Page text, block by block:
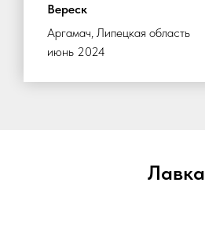
Вереск
Аргамач, Липецкая область
июнь 2024
Лавка